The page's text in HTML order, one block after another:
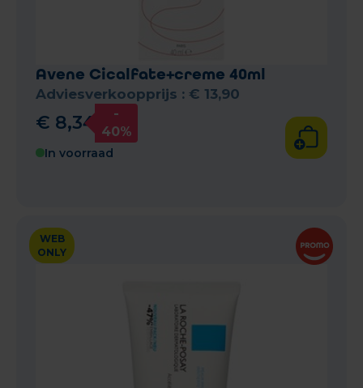
Avene Cicalfate+creme 40ml
Adviesverkoopprijs : € 13,90
€ 8,34
-
40%
In voorraad
WEB
ONLY